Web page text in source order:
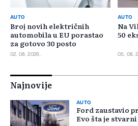
AUTO
Broj novih električnih
automobila u EU porastao
za gotovo 30 posto
02. 08. 2026.
AUTO
Na
50
05. 08.
Najnovije
AUTO
Ford zaustavio
Evo šta je